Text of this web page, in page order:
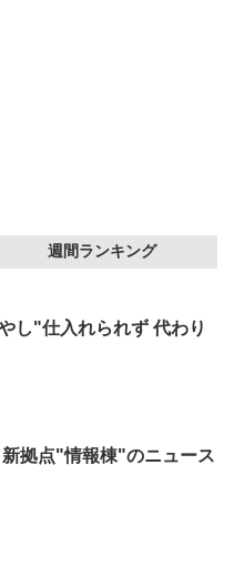
週間ランキング
し"仕入れられず 代わり
拠点"情報棟"のニュース